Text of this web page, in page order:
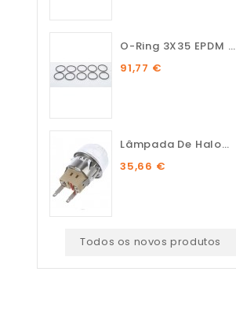
O-Ring 3X35 EPDM 75 SH (10...
91,77 €
Lâmpada De Halogénio...
35,66 €
Todos os novos produtos